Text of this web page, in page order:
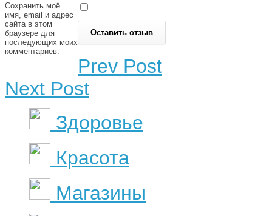
Сохранить моё
имя, email и адрес
сайта в этом
браузере для
последующих моих
комментариев.
Prev Post
Next Post
Здоровье
Красота
Магазины